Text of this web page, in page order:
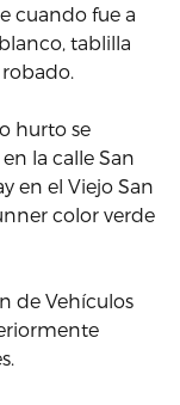
cuando fue a
tablilla
hurto se
la calle San
en el Viejo San
color verde
de Vehículos